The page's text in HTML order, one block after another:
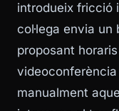
introdueix fricció
col·lega envia
proposant
manualment